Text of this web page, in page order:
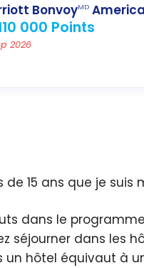
BonvoyMD
000 Points
2026
15 ans que je suis
dans le
séjourner dans les
un hôtel équivaut à